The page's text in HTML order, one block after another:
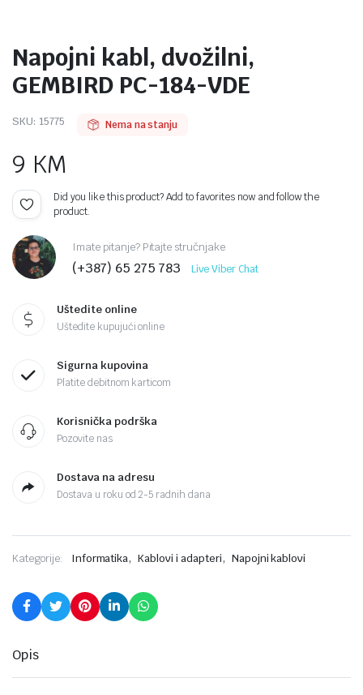
Napojni kabl, dvožilni,
GEMBIRD PC-184-VDE
SKU: 15775 Nema na stanju
9 KM
Did you like this product? Add to favorites now and follow the
product.
Imate pitanje? Pitajte stručnjake
(+387) 65 275 783 Live Viber Chat
Uštedite online
Uštedite kupujući online
Sigurna kupovina
Platite debitnom karticom
Korisnička podrška
Pozovite nas
Dostava na adresu
Dostava u roku od 2-5 radnih dana
Kategorije: Informatika, Kablovi i adapteri, Napojni kablovi
Opis